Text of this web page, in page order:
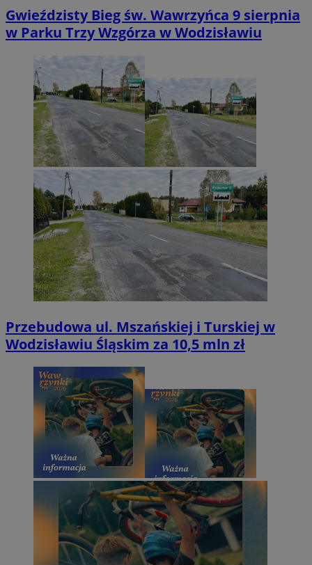
Gwieździsty Bieg św. Wawrzyńca 9 sierpnia
w Parku Trzy Wzgórza w Wodzisławiu
Przebudowa ul. Mszańskiej i Turskiej w
Wodzisławiu Śląskim za 10,5 mln zł